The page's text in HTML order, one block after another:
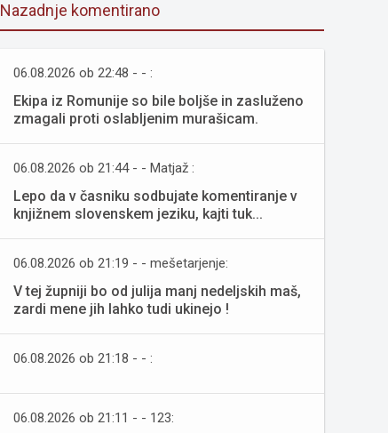
Nazadnje komentirano
06.08.2026 ob 22:48 - - :
Ekipa iz Romunije so bile boljše in zasluženo
zmagali proti oslabljenim murašicam.
06.08.2026 ob 21:44 - - Matjaž :
Lepo da v časniku sodbujate komentiranje v
knjižnem slovenskem jeziku, kajti tuk...
06.08.2026 ob 21:19 - - mešetarjenje:
V tej župniji bo od julija manj nedeljskih maš,
zardi mene jih lahko tudi ukinejo !
06.08.2026 ob 21:18 - - :
06.08.2026 ob 21:11 - - 123: